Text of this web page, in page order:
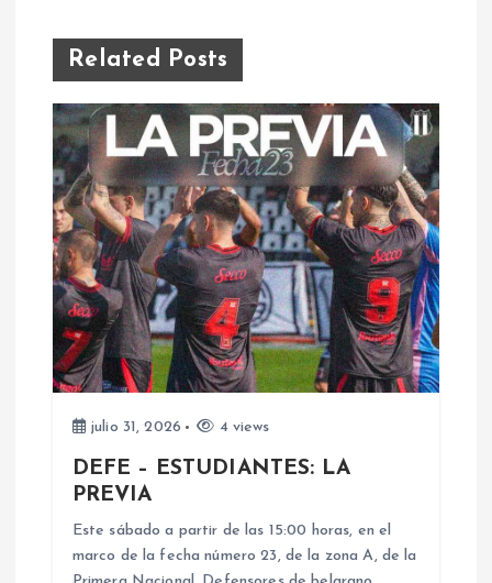
a
c
ó
n
d
Related Posts
julio 31, 2026 4 views
DEFE – ESTUDIANTES: LA
PREVIA
Este sábado a partir de las 15:00 horas, en el
marco de la fecha número 23, de la zona A, de la